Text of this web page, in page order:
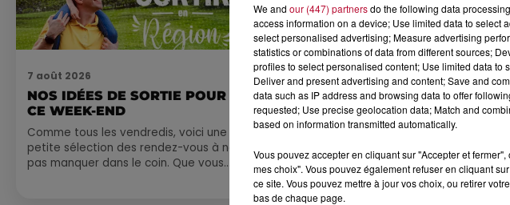
7 août 2026
NOS IDÉES DE SORTIE POUR
CE WEEK-END
Comme tous les vendredis, voici une
petite sélection des rendez-vous à ne
pas manquer dans le coin. Que vous
7 août 2026
DINER CONCERT À LA MJC DE
MARSEILLAN
We and our (447) partnersdo the following data
access information on a device; Use limited data to select
select personalised advertising; Measure advertising
statistics or combinations of data from different sources;
profiles to select personalised content; Use limited data to
Deliver and present advertising and content; Save and
data such as IP address and browsing data to offer
requested; Use precise geolocation data; Match and
based on information transmitted automatically.
Vous pouvez accepter en cliquant sur "Accepter et
mes choix". Vous pouvez également refuser en cliquant
ce site. Vous pouvez mettre à jour vos choix, ou retirer
bas de chaque page.